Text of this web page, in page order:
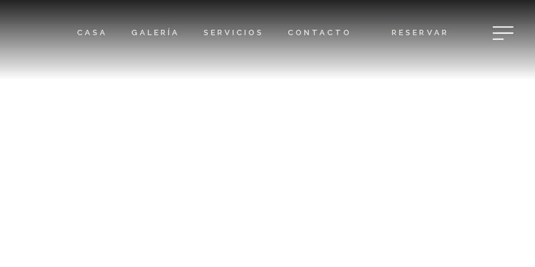
CASA GALERÍA SERVICIOS CONTACTO RESERVAR